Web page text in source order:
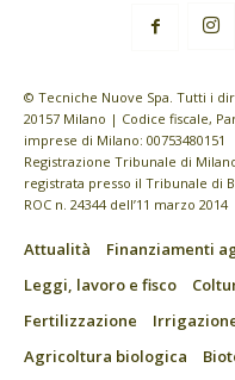
© Tecniche Nuove Spa. Tutti i
20157 Milano | Codice fiscale,
imprese di Milano: 00753480151
Registrazione Tribunale di
registrata presso il Tribunale di
ROC n. 24344 dell’11 marzo 2014
Attualità Finanziamenti
Leggi, lavoro e fisco
Fertilizzazione
Agricoltura biologica